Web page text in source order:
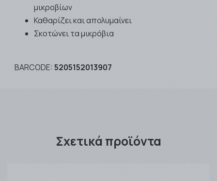
μικροβίων
Καθαρίζει και απολυμαίνει
Σκοτώνει τα μικρόβια
BARCODE:5205152013907
Σχετικά προϊόντα